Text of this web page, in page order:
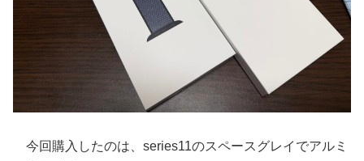
今回購入したのは、series11のスペースグレイでアルミ